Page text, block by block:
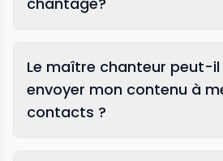
Le maître chanteur peut-
envoyer mon contenu à
contacts ?